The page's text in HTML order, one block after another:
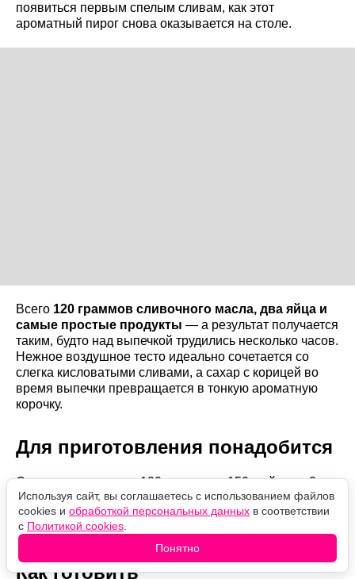
появиться первым спелым сливам, как этот
ароматный пирог снова оказывается на столе.
Всего 120 граммов сливочного масла, два яйца и
самые простые продукты — а результат получается
таким, будто над выпечкой трудились несколько часов.
Нежное воздушное тесто идеально сочетается со
слегка кисловатыми сливами, а сахар с корицей во
время выпечки превращается в тонкую ароматную
корочку.
Для приготовления понадобится
Сливочное масло — 120 г, сахар — 150 г, яйца — 2
шт., мука — 120 г, разрыхлитель — 1 ч. л., щепотка
соли, плотные сливы — около 500 г (или немного
больше), сахар и молотая корица — для посыпки.
Как готовить
Используя сайт, вы соглашаетесь с использованием файлов
cookies и обработкой персональных данных в соответствии
с Политикой cookies
Понятно